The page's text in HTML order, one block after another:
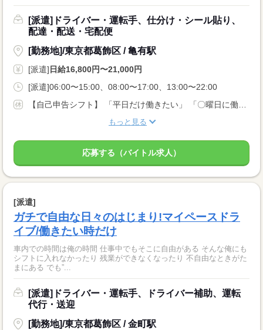
[派遣]ドライバー・運転手、仕分け・シール貼り、
配達・配送・宅配便
[勤務地]/東京都葛飾区 / 亀有駅
[派遣] 日給16,800円〜21,000円
[派遣]06:00〜15:00、08:00〜17:00、13:00〜22:00
【自己申告シフト】 「平日だけ働きたい」 「〇曜日に働きたい」 など、働き方は自分で選べます。 曜日・時間についてのご希望も 面談の際に教えてくださいね。 ※こちらは中型以上のお仕事の例です
もっと見る
応募する（バイトル求人）
[派遣]
ガチで自由な日々のはじまり!マイペースドラ
イブ/働きたい時だけ
車内での時間は俺の時間 仕事中でもそこに自由がある そんな俺にも
シフトに入れなかったり 残業ができなくなったり 不自由なときがた
まにある でも”...
[派遣]ドライバー・運転手、ドライバー補助、運転
代行・送迎
[勤務地]/東京都葛飾区 / 金町駅